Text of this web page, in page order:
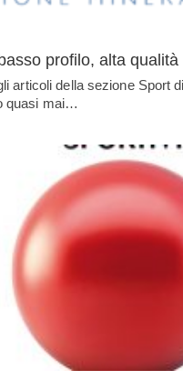
profilo, alta qualità
articoli della sezione Sport
quasi mai…